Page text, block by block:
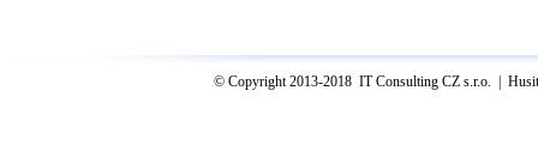
© Copyright 2013-2018 IT Consulting CZ s.r.o. |